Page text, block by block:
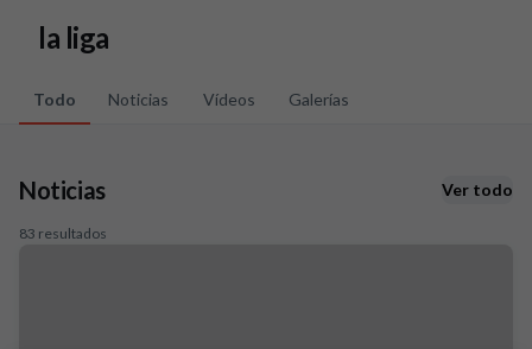
la liga
Todo Noticias Vídeos Galerías
Noticias Ver todo
83 resultados